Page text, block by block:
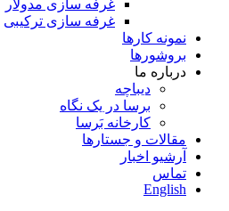
غرفه سازی مدولار
غرفه سازی ترکیبی
نمونه کارها
بروشورها
درباره ما
دیباچه
برسا در یک نگاه
کارخانه بَرسا
مقالات و جستارها
آرشیو اخبار
تماس
English